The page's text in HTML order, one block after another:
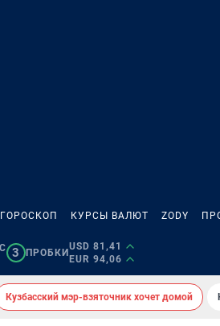
ГОРОСКОП КУРСЫ ВАЛЮТ ZODY
3 ПРОБКИ
USD 81,41
EUR 94,06
Кузбасский мэр-взяточник хочет домой